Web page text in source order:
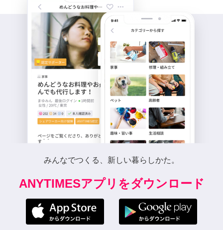
みんなでつくる、新しい暮らしかた。
ANYTIMESアプリをダウンロード